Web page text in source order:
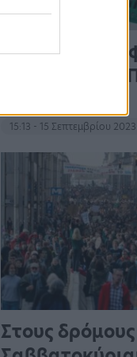
Άνοιξε η
Market Pass –
15:13 - 15 Σεπτεμβρίου 2023
Στους